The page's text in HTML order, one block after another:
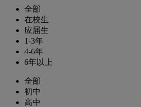
全部
在校生
应届生
1-3年
4-6年
6年以上
全部
初中
高中